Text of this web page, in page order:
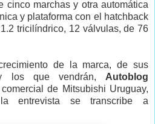
cinco marchas y otra automática
y plataforma con el hatchback
tricilíndrico, 12 válvulas, de 76
de la marca, de sus
y los que vendrán, Autoblog
de Mitsubishi Uruguay,
entrevista se transcribe a